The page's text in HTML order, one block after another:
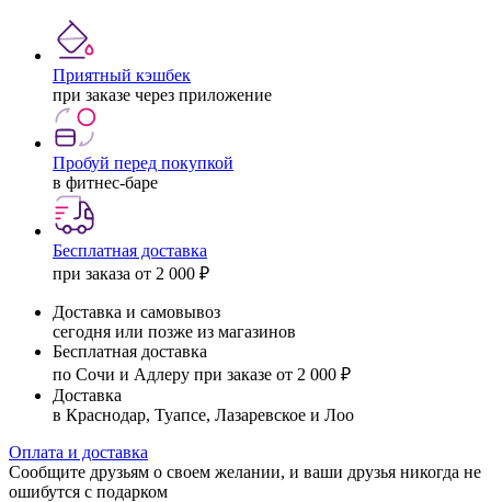
Приятный кэшбек
при заказе через приложение
Пробуй перед покупкой
в фитнес-баре
Бесплатная доставка
при заказа от 2 000 ₽
Доставка и самовывоз
сегодня или позже из магазинов
Бесплатная доставка
по Сочи и Адлеру при заказе от 2 000 ₽
Доставка
в Краснодар, Туапсе, Лазаревское и Лоо
Оплата и доставка
Сообщите друзьям о своем желании, и ваши друзья никогда не
ошибутся с подарком